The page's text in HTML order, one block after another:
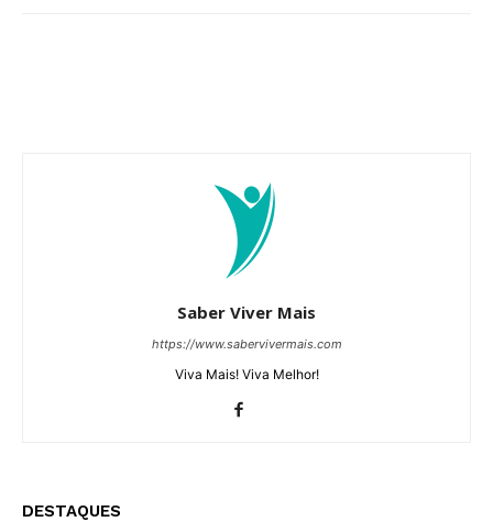
Saber Viver Mais
https://www.sabervivermais.com
Viva Mais! Viva Melhor!
DESTAQUES